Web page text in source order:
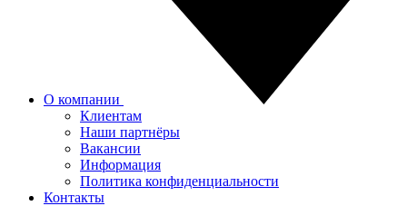
О компании
Клиентам
Наши партнёры
Вакансии
Информация
Политика конфиденциальности
Контакты